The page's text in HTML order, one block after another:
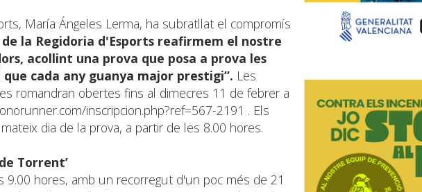
María Ángeles Lerma, ha subratllat el compromís
de la Regidoria d'Esports reafirmem el nostre
acollint una prova que posa a prova les
cada any guanya major prestigi”. Les
romandran obertes fins al dimecres 11 de febrer a
inscripcion.php?ref=567-2191 . Els
dia de la prova, a partir de les 8.00 hores.
Torrent’
9.00 hores, amb un recorregut d'un poc més de 21